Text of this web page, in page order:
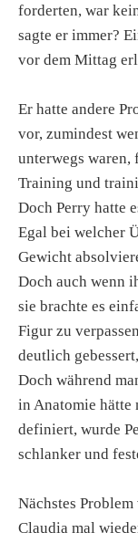
forderten, war
sagte er immer?
vor dem Mittag
Er hatte andere
vor, zumindest
unterwegs waren,
Training und
Doch Perry hatte
Egal bei welcher
Gewicht
Doch auch wenn
sie brachte es
Figur zu
deutlich
Doch während
in Anatomie hätte
definiert, wurde
schlanker und
Nächstes
Claudia mal